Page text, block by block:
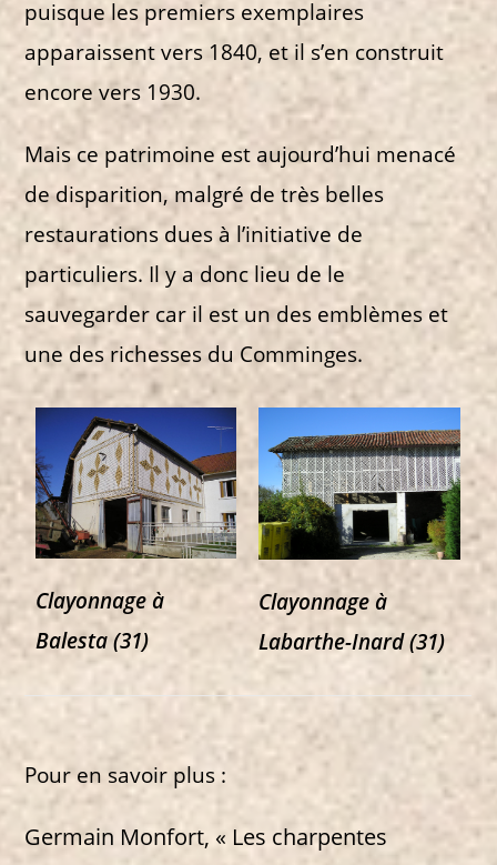
puisque les premiers exemplaires
apparaissent vers 1840, et il s’en construit
encore vers 1930.
Mais ce patrimoine est aujourd’hui menacé
de disparition, malgré de très belles
restaurations dues à l’initiative de
particuliers. Il y a donc lieu de le
sauvegarder car il est un des emblèmes et
une des richesses du Comminges.
Clayonnage à
Balesta (31)
Clayonnage à
Labarthe-Inard (31)
Pour en savoir plus :
Germain Monfort, « Les charpentes